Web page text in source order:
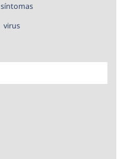
síntomas
virus